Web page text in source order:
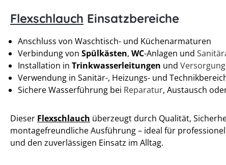
Flexschlauch Einsatzbereiche
Anschluss von Waschtisch- und Küchenarmaturen
Verbindung von Spülkästen, WC-Anlagen und
Installation in Trinkwasserleitungen und
Verwendung in Sanitär-, Heizungs- und
Sichere Wasserführung bei Reparatur, Austausch
Dieser Flexschlauch überzeugt durch Qualität,
montagefreundliche Ausführung – ideal für
und den zuverlässigen Einsatz im Alltag.